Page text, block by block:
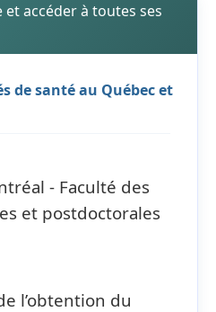
accéder à toutes ses
de santé au Québec et
- Faculté des
et postdoctorales
l’obtention du